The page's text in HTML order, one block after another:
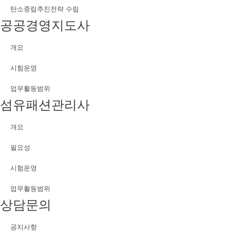
탄소중립추진전략 수립
공공경영지도사
개요
시험운영
업무활동범위
섬유패션관리사
개요
필요성
시험운영
업무활동범위
상담문의
공지사항